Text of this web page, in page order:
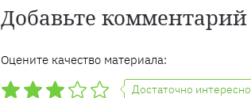
Добавьте комментарий
Оцените качество материала:
Достаточно интересно